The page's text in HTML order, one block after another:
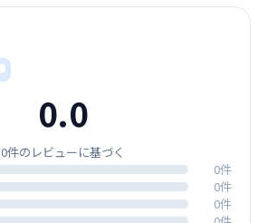
0.0
0件のレビューに基づく
0件
0件
0件